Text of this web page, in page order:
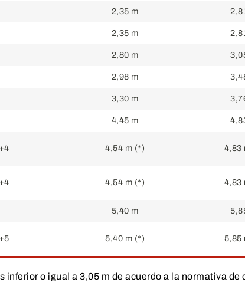
2,35 m
2,35 m
2,80 m
2,98 m
3,30 m
4,45 m
4,54 m (*) 4,83
4,54 m (*) 4,83
5,40 m
5,40 m (*) 5,85
o igual a 3,05 m de acuerdo a la normativa